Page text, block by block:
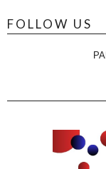
FOLLOW US